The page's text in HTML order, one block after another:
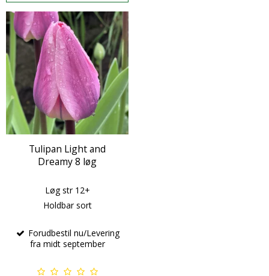
Tulipan Light and
Dreamy 8 løg
Løg str 12+
Holdbar sort
Forudbestil nu/Levering
fra midt september